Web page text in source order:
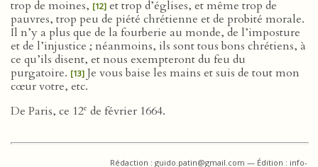
trop de moines, [12] et trop d’églises, et même trop de
pauvres, trop peu de piété chrétienne et de probité morale.
Il n’y a plus que de la fourberie au monde, de l’imposture
et de l’injustice ; néanmoins, ils sont tous bons chrétiens, à
ce qu’ils disent, et nous exempteront du feu du
purgatoire. [13] Je vous baise les mains et suis de tout mon
cœur votre, etc.
De Paris, ce 12e de février 1664.
Rédaction : guido.patin@gmail.com — Édition : info-